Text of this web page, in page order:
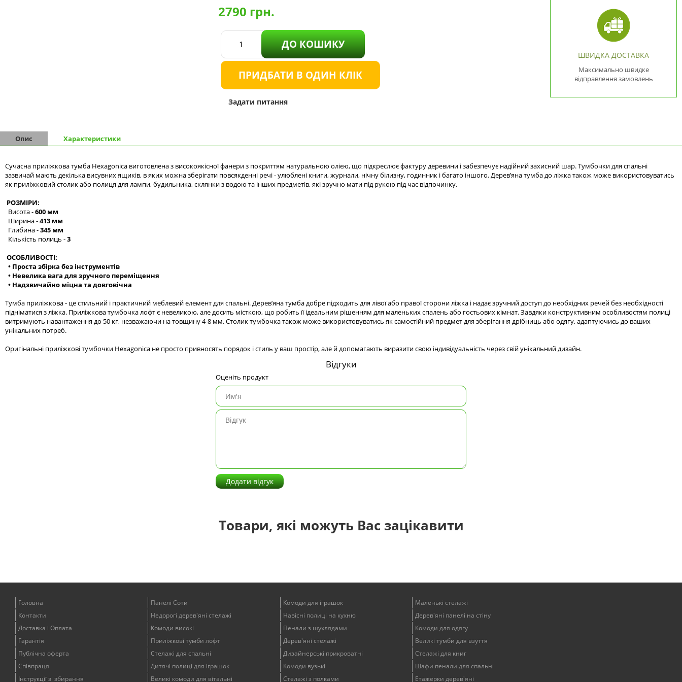
2790 грн.
ДО КОШИКУ
ПРИДБАТИ В ОДИН КЛІК
Задати питання
ШВИДКА ДОСТАВКА
Максимально швидке
відправлення замовлень
Опис Характеристики
Сучасна приліжкова тумба Hexagonica виготовлена з високоякісної фанери з покриттям натуральною олією, що підкреслює фактуру деревини і забезпечує надійний захисний шар. Тумбочки для спальні
зазвичай мають декілька висувних ящиків, в яких можна зберігати повсякденні речі - улюблені книги, журнали, нічну білизну, годинник і багато іншого. Дерев’яна тумба до ліжка також може використовуватись
як приліжковий столик або полиця для лампи, будильника, склянки з водою та інших предметів, які зручно мати під рукою під час відпочинку.
РОЗМІРИ:
Висота -600 мм
Ширина -413 мм
Глибина -345 мм
Кількість полиць -3
ОСОБЛИВОСТІ:
• Проста збірка без інструментів
• Невелика вага для зручного переміщення
• Надзвичайно міцна та довговічна
Тумба приліжкова - це стильний і практичний меблевий елемент для спальні. Дерев’яна тумба добре підходить для лівої або правої сторони ліжка і надає зручний доступ до необхідних речей без необхідності
підніматися з ліжка. Приліжкова тумбочка лофт є невеликою, але досить місткою, що робить її ідеальним рішенням для маленьких спалень або гостьових кімнат. Завдяки конструктивним особливостям полиці
витримують навантаження до 50 кг, незважаючи на товщину 4-8 мм. Столик тумбочка також може використовуватись як самостійний предмет для зберігання дрібниць або одягу, адаптуючись до ваших
унікальних потреб.
Оригінальні приліжкові тумбочки Hexagonica не просто привносять порядок і стиль у ваш простір, але й допомагають виразити свою індивідуальність через свій унікальний дизайн.
Відгуки
Оценіть продукт
Додати відгук
Товари, які можуть Вас зацікавити
Головна
Контакти
Доставка і Оплата
Гарантія
Публічна оферта
Співпраця
Інструкції зі збирання
Панелі Соти
Недорогі дерев'яні стелажі
Комоди високі
Приліжкові тумби лофт
Стелажі для спальні
Дитячі полиці для іграшок
Великі комоди для вітальні
Комоди для іграшок
Навісні полиці на кухню
Пенали з шухлядами
Дерев'яні стелажі
Дизайнерські прикроватні
Комоди вузькі
Стелажі з полками
Маленькі стелажі
Дерев'яні панелі на стіну
Комоди для одягу
Великі тумби для взуття
Стелажі для книг
Шафи пенали для спальні
Етажерки дерев'яні